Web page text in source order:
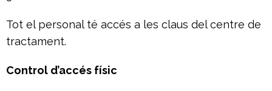
Tot el personal té accés a les claus del centre de
tractament.
Control d’accés físic